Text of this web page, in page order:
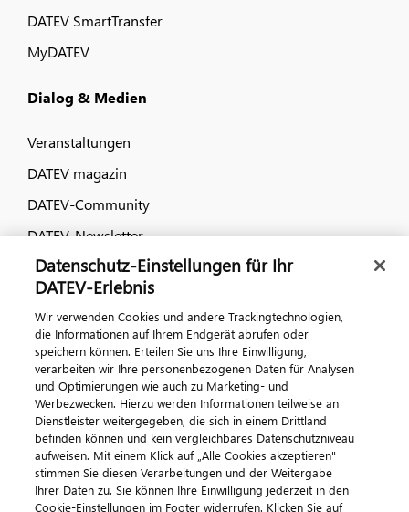
DATEV SmartTransfer
MyDATEV
Dialog & Medien
Veranstaltungen
DATEV magazin
DATEV-Community
DATEV-Newsletter
Kontaktieren Sie uns
© 2026 DATEV eG
ImpressumDatenschutzAGB Kontakt
Cookie-Einstellungen
Datenschutz-Einstellungen für Ihr
DATEV-Erlebnis
Wir verwenden Cookies und andere Trackingtechnologien,
die Informationen auf Ihrem Endgerät abrufen oder
speichern können. Erteilen Sie uns Ihre Einwilligung,
verarbeiten wir Ihre personenbezogenen Daten für Analysen
und Optimierungen wie auch zu Marketing- und
Werbezwecken. Hierzu werden Informationen teilweise an
Dienstleister weitergegeben, die sich in einem Drittland
befinden können und kein vergleichbares Datenschutzniveau
aufweisen. Mit einem Klick auf „Alle Cookies akzeptieren"
stimmen Sie diesen Verarbeitungen und der Weitergabe
Ihrer Daten zu. Sie können Ihre Einwilligung jederzeit in den
Cookie-Einstellungen im Footer widerrufen. Klicken Sie auf